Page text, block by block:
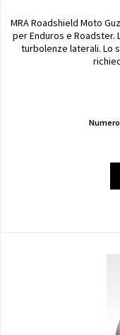
MRA Roadshield Moto
per Enduros e
turbolenze laterali. Lo